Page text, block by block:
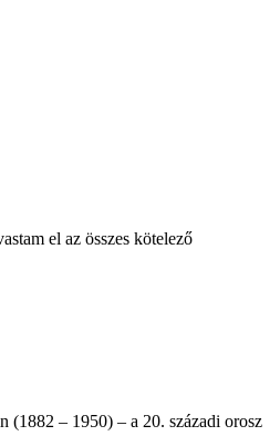
el az összes kötelező
(1882 – 1950) – a 20. századi orosz